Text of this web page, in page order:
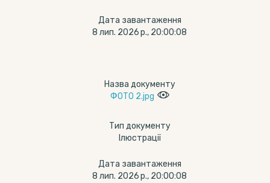
Дата завантаження
8 лип. 2026 р., 20:00:08
Назва документу
ФОТО 2.jpg
Тип документу
Ілюстрації
Дата завантаження
8 лип. 2026 р., 20:00:08